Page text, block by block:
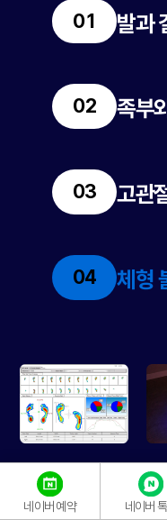
발과
족부
고관
체형
네이버 예약 네이버